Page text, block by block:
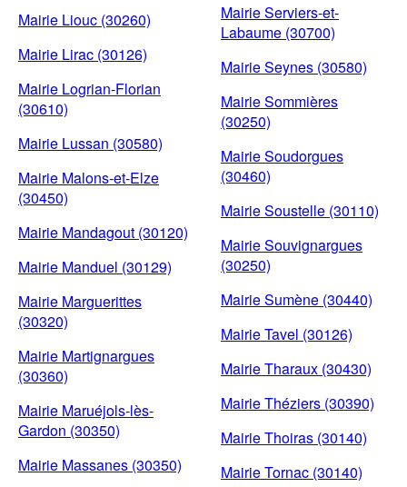
Mairie Liouc (30260)
Mairie Lirac (30126)
Mairie Logrian-Florian
(30610)
Mairie Lussan (30580)
Mairie Malons-et-Elze
(30450)
Mairie Mandagout (30120)
Mairie Manduel (30129)
Mairie Marguerittes
(30320)
Mairie Martignargues
(30360)
Mairie Maruéjols-lès-
Gardon (30350)
Mairie Massanes (30350)
Mairie Serviers-et-
Labaume (30700)
Mairie Seynes (30580)
Mairie Sommières
(30250)
Mairie Soudorgues
(30460)
Mairie Soustelle (30110)
Mairie Souvignargues
(30250)
Mairie Sumène (30440)
Mairie Tavel (30126)
Mairie Tharaux (30430)
Mairie Théziers (30390)
Mairie Thoiras (30140)
Mairie Tornac (30140)